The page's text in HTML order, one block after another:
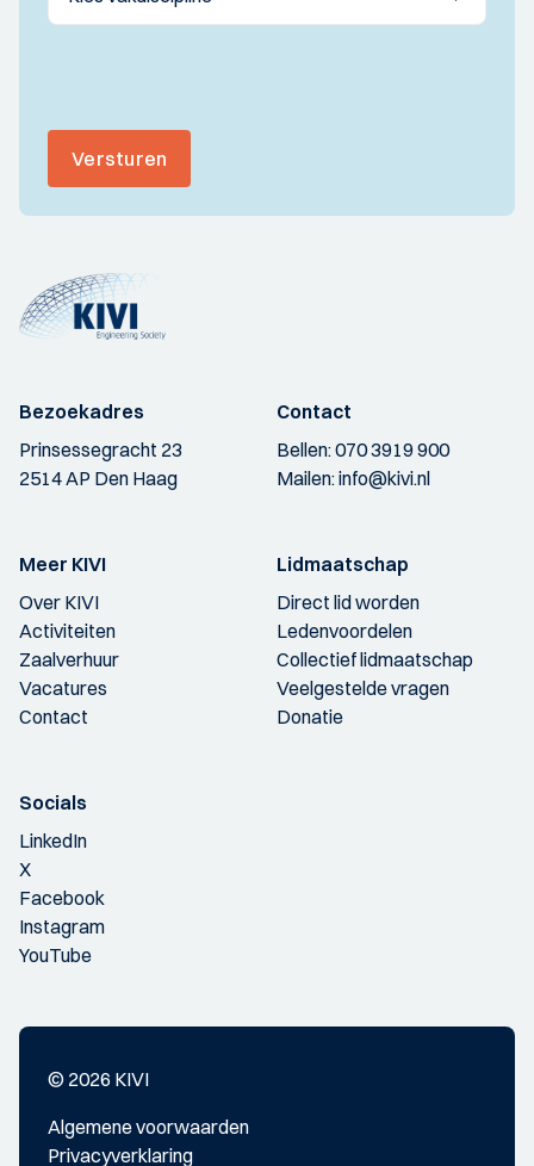
Versturen
Bezoekadres
Prinsessegracht 23
2514 AP Den Haag
Contact
Bellen:070 3919 900
Mailen:info@kivi.nl
Meer KIVI
Over KIVI
Activiteiten
Zaalverhuur
Vacatures
Contact
Lidmaatschap
Direct lid worden
Ledenvoordelen
Collectief lidmaatschap
Veelgestelde vragen
Donatie
Socials
LinkedIn
X
Facebook
Instagram
YouTube
© 2026 KIVI
Algemene voorwaarden
Privacyverklaring